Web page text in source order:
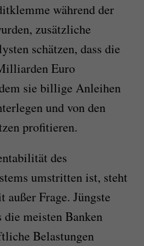
während der
zusätzliche
schätzen, dass die
Euro
sie billige Anleihen
und von den
profitieren.
des
umstritten ist, steht
außer Frage. Jüngste
die meisten Banken
Belastungen